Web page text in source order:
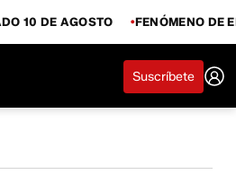
10 DE AGOSTO FENÓMENO DE
Suscríbete